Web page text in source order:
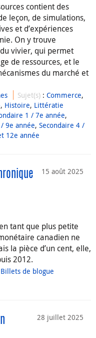
contient des
leçon, de simulations,
et d’expériences
On y trouve
vivier, qui permet
de ressources, et le
du marché et
Sujet(s) :Commerce,
, Histoire, Littératie
1 / 7e année,
9e année, Secondaire 4 /
12e année
15 août 2025
tant que plus petite
canadien ne
la pièce d’un cent, elle,
2012.
Billets de blogue
28 juillet 2025